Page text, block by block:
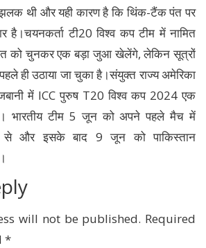
थी और यही कारण है कि थिंक-टैंक पंत पर
है।चयनकर्ता टी20 विश्व कप टीम में नामित
को चुनकर एक बड़ा जुआ खेलेंगे, लेकिन सूत्रों
ही उठाया जा चुका है।संयुक्त राज्य अमेरिका
में ICC पुरुष T20 विश्व कप 2024 एक
भारतीय टीम 5 जून को अपने पहले मैच में
और इसके बाद 9 जून को पाकिस्तान
will not be published. Required
*